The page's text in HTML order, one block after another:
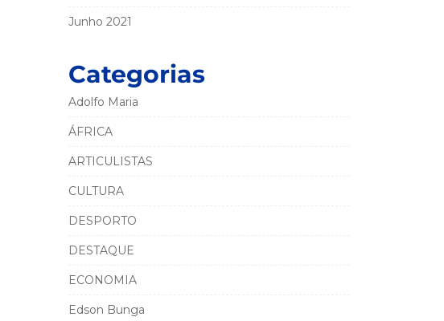
Junho 2021
Categorias
Adolfo Maria
ÁFRICA
ARTICULISTAS
CULTURA
DESPORTO
DESTAQUE
ECONOMIA
Edson Bunga